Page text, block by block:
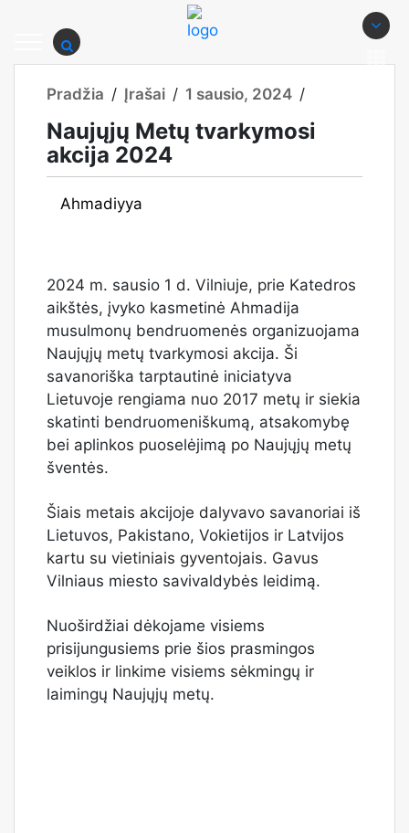
Pradžia / Įrašai / 1 sausio, 2024 /
Naujųjų Metų tvarkymosi
akcija 2024
Ahmadiyya
2024 m. sausio 1 d. Vilniuje, prie Katedros
aikštės, įvyko kasmetinė Ahmadija
musulmonų bendruomenės organizuojama
Naujųjų metų tvarkymosi akcija. Ši
savanoriška tarptautinė iniciatyva
Lietuvoje rengiama nuo 2017 metų ir siekia
skatinti bendruomeniškumą, atsakomybę
bei aplinkos puoselėjimą po Naujųjų metų
šventės.
Šiais metais akcijoje dalyvavo savanoriai iš
Lietuvos, Pakistano, Vokietijos ir Latvijos
kartu su vietiniais gyventojais. Gavus
Vilniaus miesto savivaldybės leidimą.
Nuoširdžiai dėkojame visiems
prisijungusiems prie šios prasmingos
veiklos ir linkime visiems sėkmingų ir
laimingų Naujųjų metų.